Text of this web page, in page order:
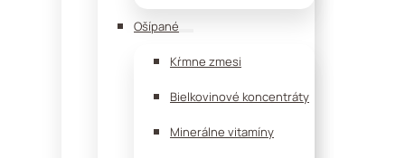
Ošípané
Kŕmne zmesi
Bielkovinové koncentráty
Minerálne vitamíny